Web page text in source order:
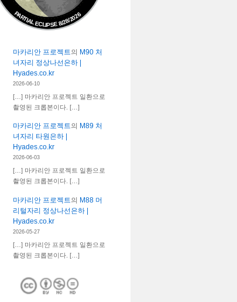
PARTIAL ECLIPSE 8/28/2026
마카리안 프로젝트의 M90 처
녀자리 정상나선은하 |
Hyades.co.kr
2026-06-10
[…] 마카리안 프로젝트 일환으로
촬영된 크롭본이다. […]
마카리안 프로젝트의 M89 처
녀자리 타원은하 |
Hyades.co.kr
2026-06-03
[…] 마카리안 프로젝트 일환으로
촬영된 크롭본이다. […]
마카리안 프로젝트의 M88 머
리털자리 정상나선은하 |
Hyades.co.kr
2026-05-27
[…] 마카리안 프로젝트 일환으로
촬영된 크롭본이다. […]